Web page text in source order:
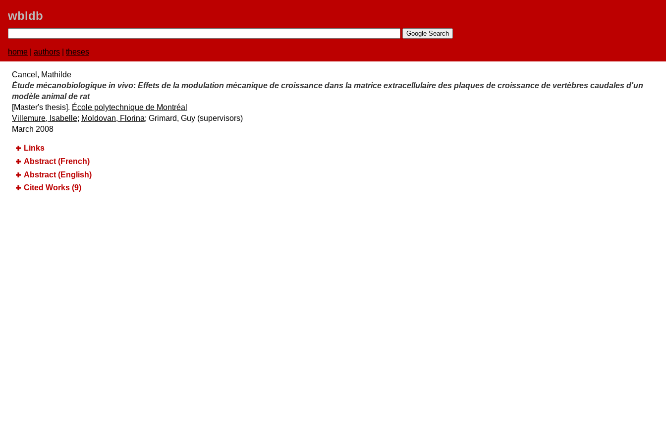
wbldb
home authors theses
Cancel, Mathilde
Étude mécanobiologique in vivo:​ Effets de la modulation mécanique de croissance dans la matrice extracellulaire des plaques de croissance de vertèbres caudales d'un
modèle animal de rat
[Master's thesis]. É​cole polytechnique de Montré​al
Villemure, Isabelle; Moldovan, Florina; Grimard, Guy (supervisors)
March 2008
Links
Abstract (French)
Abstract (English)
Cited Works (9)